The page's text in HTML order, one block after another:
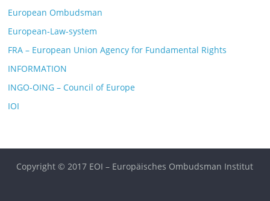
European Ombudsman
European-Law-system
FRA – European Union Agency for Fundamental Rights
INFORMATION
INGO-OING – Council of Europe
IOI
Copyright © 2017 EOI – Europäisches Ombudsman Institut